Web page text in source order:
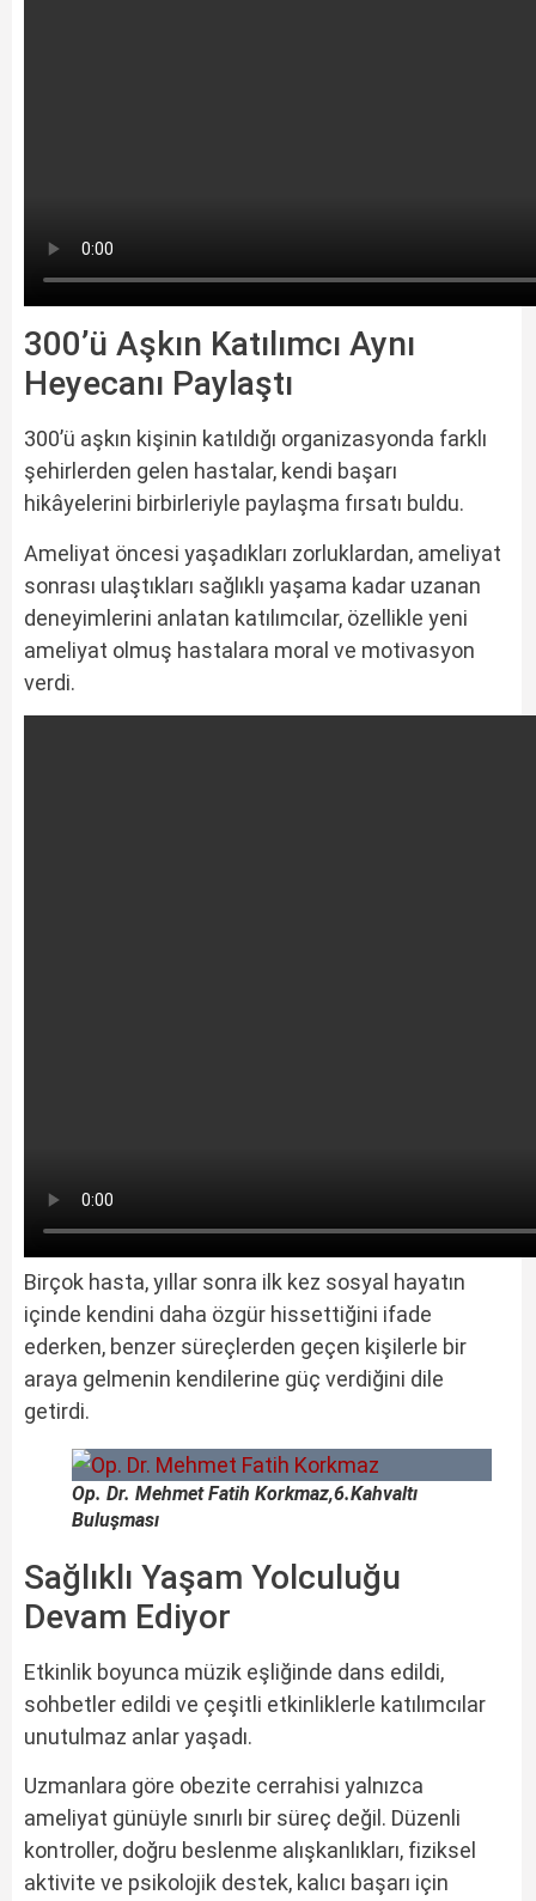
300’ü Aşkın Katılımcı Aynı
Heyecanı Paylaştı
300’ü aşkın kişinin katıldığı organizasyonda farklı
şehirlerden gelen hastalar, kendi başarı
hikâyelerini birbirleriyle paylaşma fırsatı buldu.
Ameliyat öncesi yaşadıkları zorluklardan, ameliyat
sonrası ulaştıkları sağlıklı yaşama kadar uzanan
deneyimlerini anlatan katılımcılar, özellikle yeni
ameliyat olmuş hastalara moral ve motivasyon
verdi.
Birçok hasta, yıllar sonra ilk kez sosyal hayatın
içinde kendini daha özgür hissettiğini ifade
ederken, benzer süreçlerden geçen kişilerle bir
araya gelmenin kendilerine güç verdiğini dile
getirdi.
Op. Dr. Mehmet Fatih Korkmaz,6.Kahvaltı
Buluşması
Sağlıklı Yaşam Yolculuğu
Devam Ediyor
Etkinlik boyunca müzik eşliğinde dans edildi,
sohbetler edildi ve çeşitli etkinliklerle katılımcılar
unutulmaz anlar yaşadı.
Uzmanlara göre obezite cerrahisi yalnızca
ameliyat günüyle sınırlı bir süreç değil. Düzenli
kontroller, doğru beslenme alışkanlıkları, fiziksel
aktivite ve psikolojik destek, kalıcı başarı için